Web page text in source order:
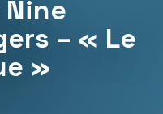
– « Le
»